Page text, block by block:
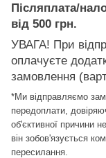
Післяплата/
від 500 грн.
УВАГА! При
оплачуєте
замовлення
*Ми відправляємо
передоплати,
об'єктивної причини
він зобов'язується
пересилання.